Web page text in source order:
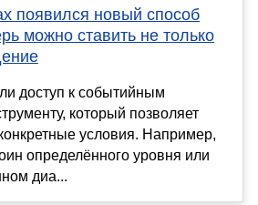
появился новый способ
можно ставить не только
доступ к событийным
который позволяет
условия. Например,
определённого уровня или
диа...